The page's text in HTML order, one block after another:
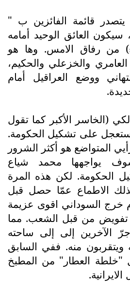
يتصدر قائمة الفائزين ب "
سيكون العائق الوحيد أمامه
من رفاق الامس. وها هو
العامري والخزعلي والحكيم،
ووضع العراقيل أمام
(الخاسر الأكبر كما تقول
على تشكيل الحكومة.
المتواضع هو أكثر الشرور
يواجهها محمد شياع
الحكومة. لكن هذه المرة
الاطماع عمّا حصل قبل
خرج السوداني اقوى عزيمة
تفويض من قبل الشعب. مما
الآخرين إلى إلى ساحته
ويتقربون منه. ففي السابق
"خلطة العطار" من المطبخ